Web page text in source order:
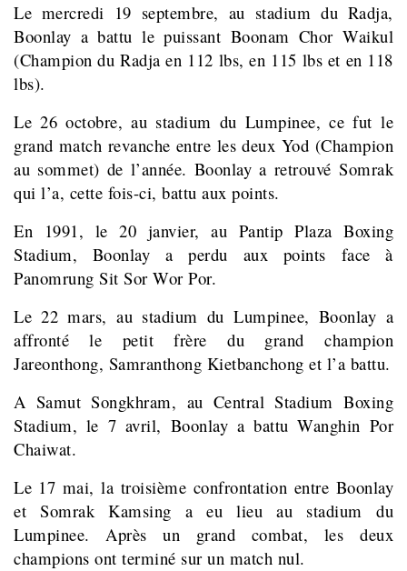
Le mercredi 19 septembre, au stadium du Radja,
Boonlay a battu le puissant Boonam Chor Waikul
(Champion du Radja en 112 lbs, en 115 lbs et en 118
lbs).
Le 26 octobre, au stadium du Lumpinee, ce fut le
grand match revanche entre les deux Yod (Champion
au sommet) de l’année. Boonlay a retrouvé Somrak
qui l’a, cette fois-ci, battu aux points.
En 1991, le 20 janvier, au Pantip Plaza Boxing
Stadium, Boonlay a perdu aux points face à
Panomrung Sit Sor Wor Por.
Le 22 mars, au stadium du Lumpinee, Boonlay a
affronté le petit frère du grand champion
Jareonthong, Samranthong Kietbanchong et l’a battu.
A Samut Songkhram, au Central Stadium Boxing
Stadium, le 7 avril, Boonlay a battu Wanghin Por
Chaiwat.
Le 17 mai, la troisième confrontation entre Boonlay
et Somrak Kamsing a eu lieu au stadium du
Lumpinee. Après un grand combat, les deux
champions ont terminé sur un match nul.